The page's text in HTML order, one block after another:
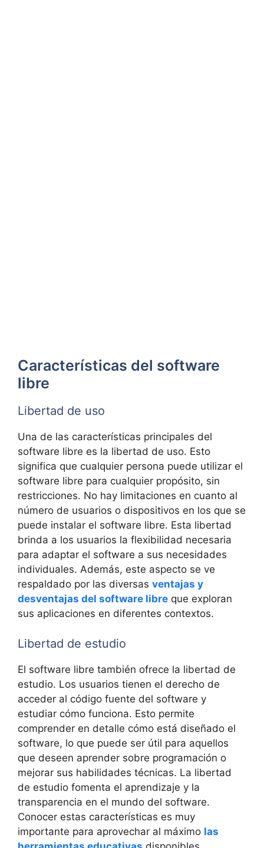
Características del software
libre
Libertad de uso
Una de las características principales del
software libre es la libertad de uso. Esto
significa que cualquier persona puede utilizar el
software libre para cualquier propósito, sin
restricciones. No hay limitaciones en cuanto al
número de usuarios o dispositivos en los que se
puede instalar el software libre. Esta libertad
brinda a los usuarios la flexibilidad necesaria
para adaptar el software a sus necesidades
individuales. Además, este aspecto se ve
respaldado por las diversas ventajas y
desventajas del software libre que exploran
sus aplicaciones en diferentes contextos.
Libertad de estudio
El software libre también ofrece la libertad de
estudio. Los usuarios tienen el derecho de
acceder al código fuente del software y
estudiar cómo funciona. Esto permite
comprender en detalle cómo está diseñado el
software, lo que puede ser útil para aquellos
que deseen aprender sobre programación o
mejorar sus habilidades técnicas. La libertad
de estudio fomenta el aprendizaje y la
transparencia en el mundo del software.
Conocer estas características es muy
importante para aprovechar al máximo las